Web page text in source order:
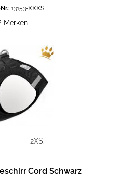
13153-XXXS
Merken
2XS.
Cord Schwarz